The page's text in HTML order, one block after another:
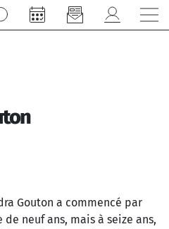
Gouton a commencé par
neuf ans, mais à seize ans,